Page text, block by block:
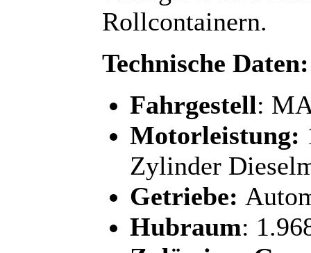
Rollcontainern.
Technische Daten:
Fahrgestell:
Motorleistung:
Zylinder
Getriebe:
Hubraum: